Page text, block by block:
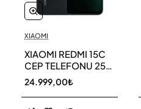
XIAOMI
XIAOMI REDMI 15C
CEP TELEFONU 256
GB
24.999,00₺